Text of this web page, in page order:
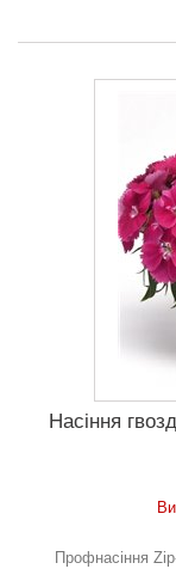
Насіння
Профнасіння